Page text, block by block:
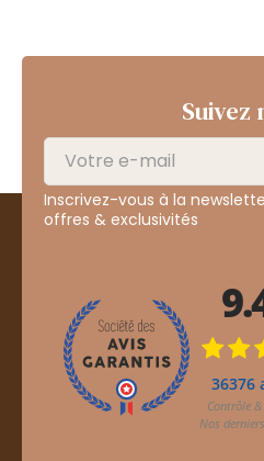
Suivez
Inscrivez-vous à la
offres & exclusivités